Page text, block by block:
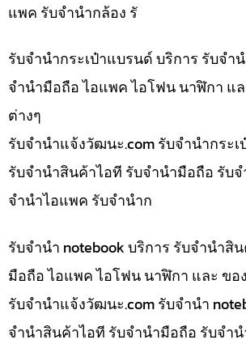
แพค รับจำนำกล้อง รั
รับจำนำกระเป๋าแบรนด์ บริการ รับจำ
จำนำมือถือ ไอแพค ไอโฟน นาฬิกา แ
ต่างๆ
รับจํานําแจ้งวัฒนะ.com รับจำนำกระ
รับจำนำสินค้าไอที รับจำนำมือถือ รับ
จำนำไอแพค รับจำนำก
รับจำนำ notebook บริการ รับจำนำสิ
มือถือ ไอแพค ไอโฟน นาฬิกา และ ขอ
รับจํานําแจ้งวัฒนะ.com รับจำนำ
จำนำสินค้าไอที รับจำนำมือถือ รับจำ